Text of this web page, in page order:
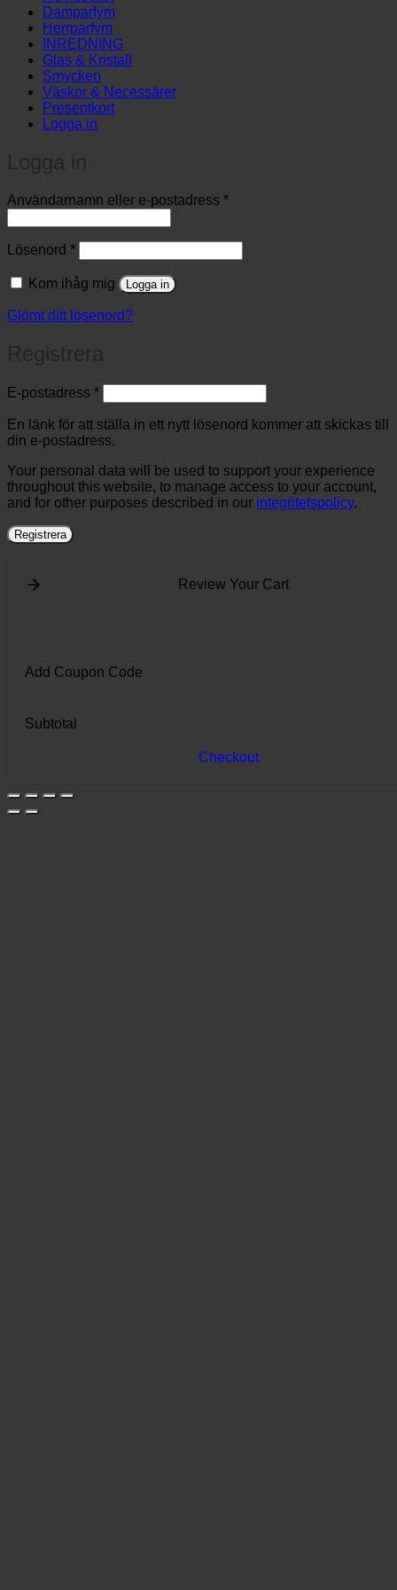
Damparfym
Herrparfym
INREDNING
Glas & Kristall
Smycken
Väskor & Necessärer
Presentkort
Logga in
Användarnamn eller e-postadress *Obligatoriskt
Lösenord *Obligatoriskt
Kom ihåg mig Logga in
Glömt ditt lösenord?
E-postadress *Obligatoriskt
En länk för att ställa in ett nytt lösenord kommer att skickas till
din e-postadress.
Your personal data will be used to support your experience
throughout this website, to manage access to your account,
and for other purposes described in our integritetspolicy.
Registrera
Review Your Cart
Add Coupon Code
Subtotal
Checkout